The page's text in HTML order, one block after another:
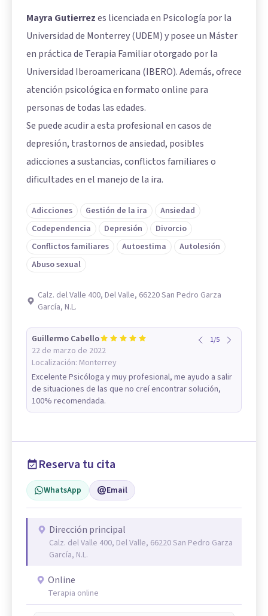
Mayra Gutierrezes licenciada en Psicología por la
Universidad de Monterrey (UDEM) y posee un Máster
en práctica de Terapia Familiar otorgado por la
Universidad Iberoamericana (IBERO). Además, ofrece
atención psicológica en formato online para
personas de todas las edades.
Se puede acudir a esta profesional en casos de
depresión, trastornos de ansiedad, posibles
adicciones a sustancias, conflictos familiares o
dificultades en el manejo de la ira.
Adicciones Gestión de la ira
Ansiedad
Codependencia
Depresión
Divorcio
Conflictos familiares
Autoestima
Autolesión
Abuso sexual
Calz. del Valle 400, Del Valle, 66220 San Pedro Garza
García, N.L.
Guillermo Cabello
22 de marzo de 2022
Localización: Monterrey
1/5
Excelente Psicóloga y muy profesional, me ayudo a salir
de situaciones de las que no creí encontrar solución,
100% recomendada.
Reserva tu cita
WhatsApp Email
Dirección principal
Calz. del Valle 400, Del Valle, 66220 San Pedro Garza
García, N.L.
Online
Terapia online